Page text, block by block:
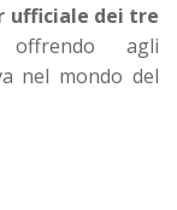
ufficiale dei tre
agli
nel mondo del